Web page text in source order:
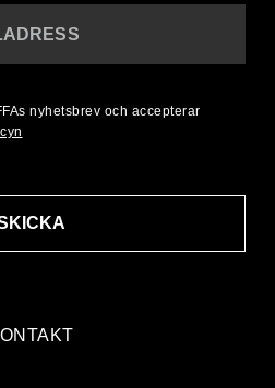
nyhetsbrev och accepterar